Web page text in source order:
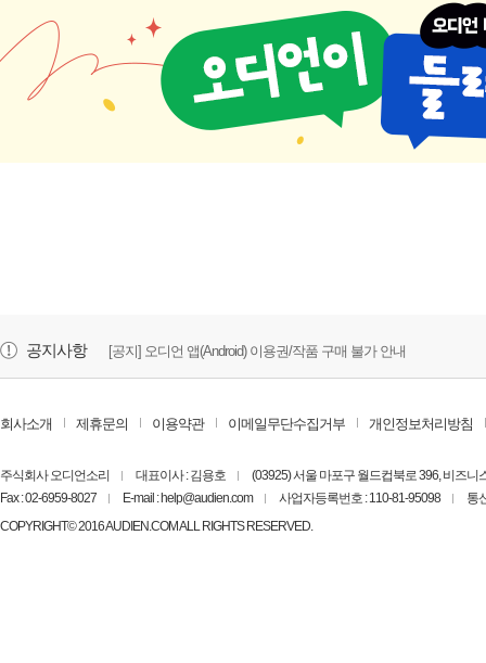
공지사항 [공지] 오디언 앱(Android) 이용권/작품 구매 불가 안내
회사소개 제휴문의 이용약관 이메일무단수집거부 개인정보처리방침
주식회사 오디언소리 대표이사 : 김용호
(03925) 서울 마포구 월드컵북로 396, 비즈니
Fax : 02-6959-8027
E-mail : help@audien.com 사업자등록번호 : 110-81-95098
통
COPYRIGHT© 2016 AUDIEN.COM ALL RIGHTS RESERVED.